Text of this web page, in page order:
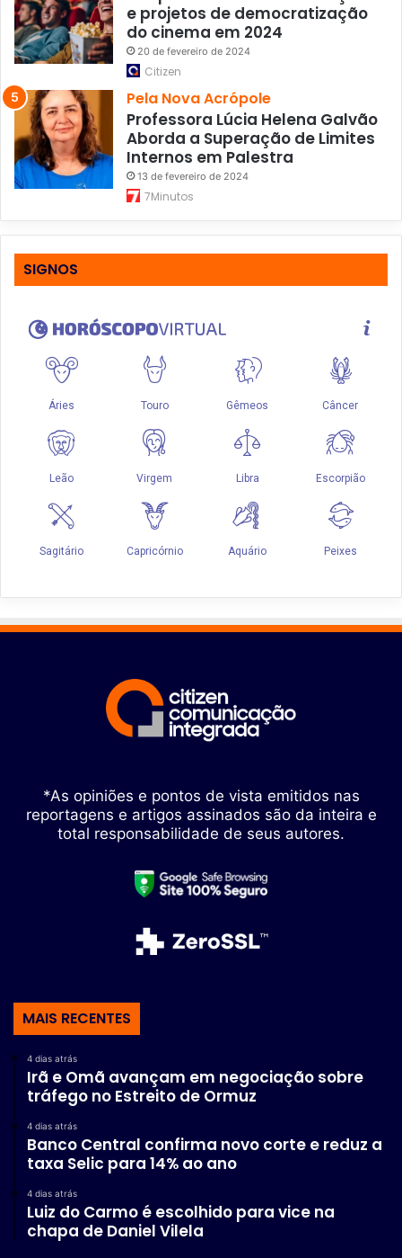
e projetos de democratização
do cinema em 2024
20 de fevereiro de 2024
Citizen
Pela Nova Acrópole
Professora Lúcia Helena Galvão
Aborda a Superação de Limites
Internos em Palestra
13 de fevereiro de 2024
7Minutos
SIGNOS
*As opiniões e pontos de vista emitidos nas
reportagens e artigos assinados são da inteira e
total responsabilidade de seus autores.
MAIS RECENTES
4 dias atrás
Irã e Omã avançam em negociação sobre
tráfego no Estreito de Ormuz
4 dias atrás
Banco Central confirma novo corte e reduz a
taxa Selic para 14% ao ano
4 dias atrás
Luiz do Carmo é escolhido para vice na
chapa de Daniel Vilela